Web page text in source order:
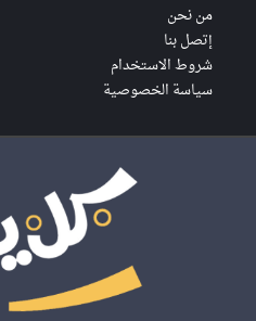
من نحن
إتصل بنا
شروط الاستخدام
سياسة الخصوصية